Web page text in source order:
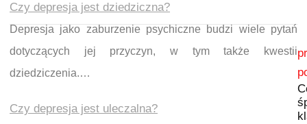
Czy depresja jest dziedziczna?
Depresja jako zaburzenie psychiczne budzi wiele pytań
dotyczących jej przyczyn, w tym także kwestii
dziedziczenia.…
Czy depresja jest uleczalna?
Nawigacja wpisu